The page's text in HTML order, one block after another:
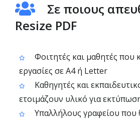
Σε ποιους
Resize PDF
Φοιτητές και μαθητές που
εργασίες σε A4 ή Letter
Καθηγητές και
ετοιμάζουν υλικό για
Υπαλλήλους γραφείου που